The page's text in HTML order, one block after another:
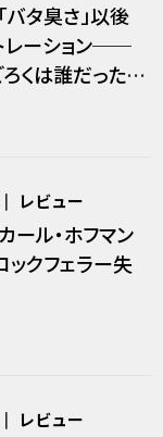
バタ臭さ」以後
レーション──
ろくは誰だったの
レビュー
ール・ホフマン
ックフェラー失
レビュー